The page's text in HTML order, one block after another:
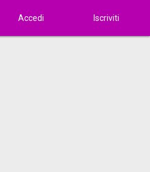
Accedi Iscriviti